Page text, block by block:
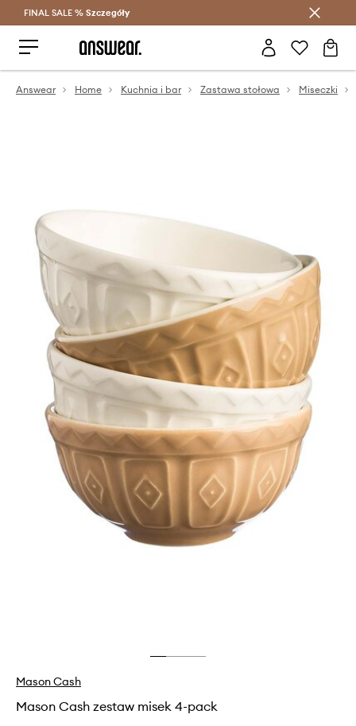
Oszczędzaj z Answear Club >
FINAL SALE % Szczegóły
Answear Home Kuchnia i bar Zastawa stołowa Miseczki
Mason Cash
Mason Cash zestaw misek 4-pack